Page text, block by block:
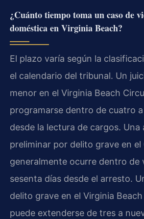
¿Cuánto tiempo toma un caso de
doméstica en Virginia Beach?
El plazo varía según la
el calendario del tribunal. Un
menor en el Virginia Beach
programarse dentro de cuatro
desde la lectura de cargos. Una
preliminar por delito grave en
generalmente ocurre dentro de
sesenta días desde el arresto.
delito grave en el Virginia
puede extenderse de tres a